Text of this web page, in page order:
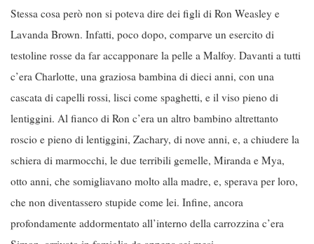
Stessa cosa però non si poteva dire dei figli di Ron Weasley e
Lavanda Brown. Infatti, poco dopo, comparve un esercito di
testoline rosse da far accapponare la pelle a Malfoy. Davanti a tutti
c’era Charlotte, una graziosa bambina di dieci anni, con una
cascata di capelli rossi, lisci come spaghetti, e il viso pieno di
lentiggini. Al fianco di Ron c’era un altro bambino altrettanto
roscio e pieno di lentiggini, Zachary, di nove anni, e, a chiudere la
schiera di marmocchi, le due terribili gemelle, Miranda e Mya,
otto anni, che somigliavano molto alla madre, e, sperava per loro,
che non diventassero stupide come lei. Infine, ancora
profondamente addormentato all’interno della carrozzina c’era